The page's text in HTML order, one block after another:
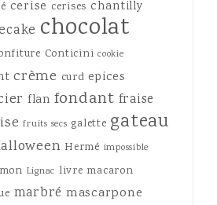
cerise cerises chantilly
chocolat
Conticini cookie
crème curd epices
flan fondant fraise
fruits secs galette gateau
Hermé impossible
Lignac livre macaron
marbré mascarpone